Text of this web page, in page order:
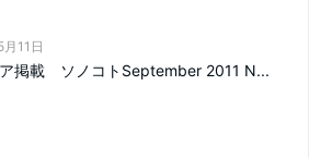
11日
ア掲載 ソノコトSeptember 2011 N...